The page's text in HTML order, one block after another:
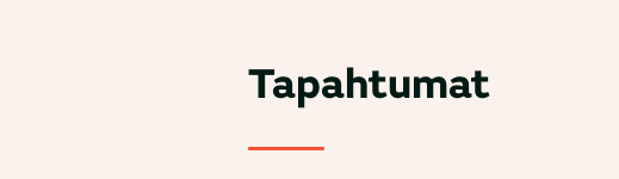
Tapahtumat